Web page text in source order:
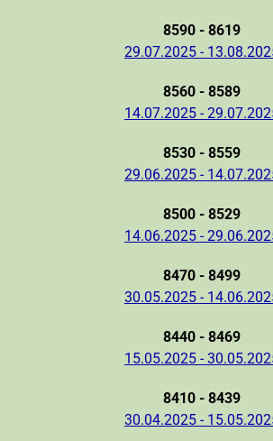
8590 - 8619
29.07.2025 -
8560 - 8589
14.07.2025 -
8530 - 8559
29.06.2025 -
8500 - 8529
14.06.2025 -
8470 - 8499
30.05.2025 -
8440 - 8469
15.05.2025 -
8410 - 8439
30.04.2025 -